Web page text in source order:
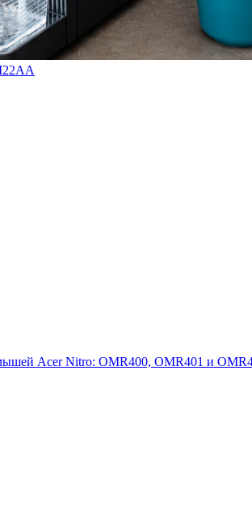
Acer Nitro: OMR400, OMR401 и